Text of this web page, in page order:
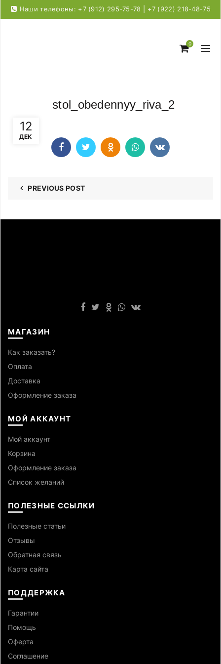
Наши телефоны: +7 (912) 295-75-78 | +7 (922) 218-48-75
0
12
ДЕК
stol_obedennyy_riva_2
PREVIOUS POST
МАГАЗИН
Как заказать?
Оплата
Доставка
Оформление заказа
МОЙ АККАУНТ
Мой аккаунт
Корзина
Оформление заказа
Список желаний
ПОЛЕЗНЫЕ ССЫЛКИ
Полезные статьи
Отзывы
Обратная связь
Карта сайта
ПОДДЕРЖКА
Гарантии
Помощь
Оферта
Cоглашение